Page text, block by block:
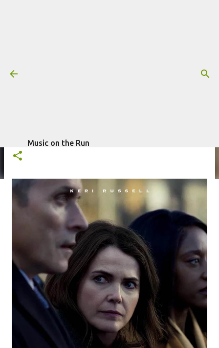
Music on the Run
Trilha sonora: A Diplomata -